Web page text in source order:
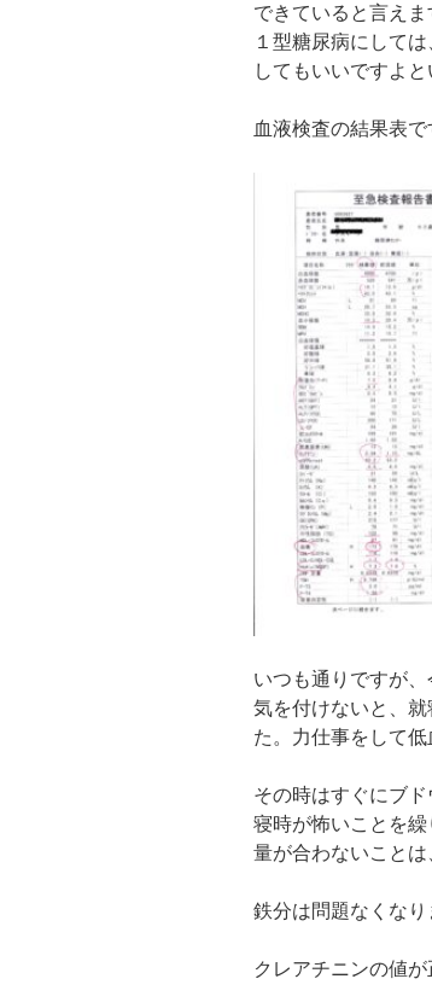
できていると言え
１型糖尿病にして
してもいいですよと
血液検査の結果表で
いつも通りですが
気を付けないと、
た。力仕事をして低
その時はすぐにブ
寝時が怖いことを
量が合わないこと
鉄分は問題なくなり
クレアチニンの値